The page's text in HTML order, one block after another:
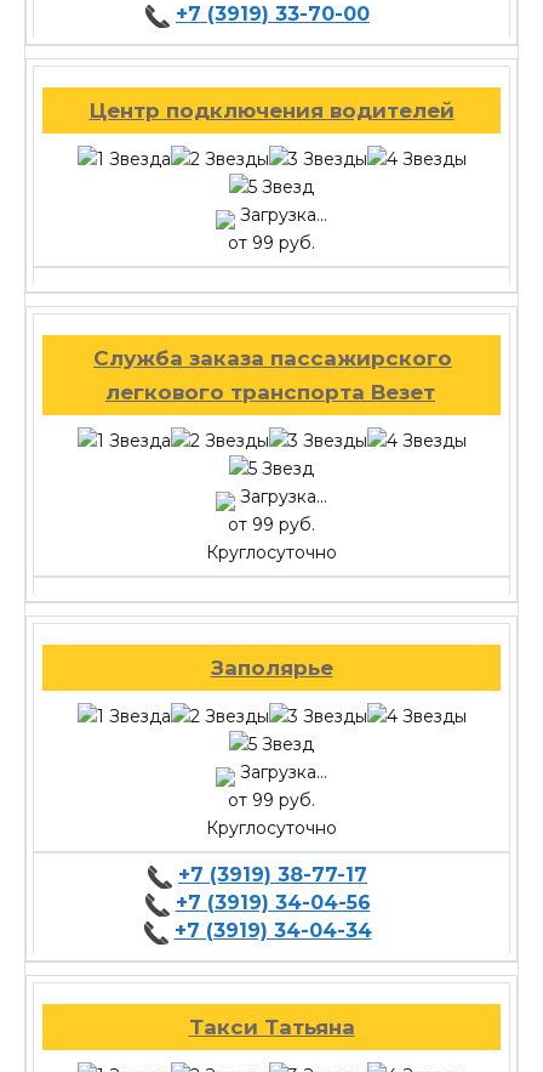
+7 (3919) 33-70-00
Центр подключения водителей
Загрузка...
от 99 руб.
Служба заказа пассажирского
легкового транспорта Везет
Загрузка...
от 99 руб.
Круглосуточно
Заполярье
Загрузка...
от 99 руб.
Круглосуточно
+7 (3919) 38-77-17
+7 (3919) 34-04-56
+7 (3919) 34-04-34
Такси Татьяна